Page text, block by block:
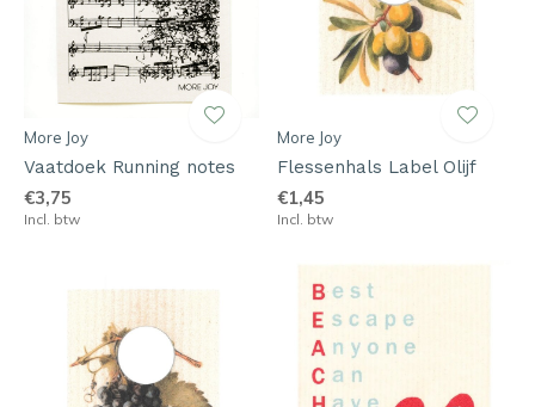
More Joy
Vaatdoek Running notes
€3,75
Incl. btw
More Joy
Flessenhals Label Olijf
€1,45
Incl. btw